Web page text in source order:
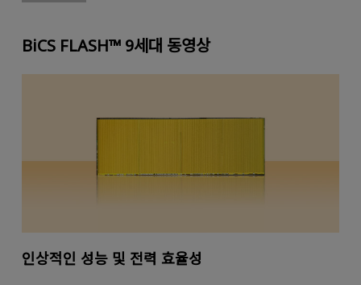
BiCS FLASH™ 9세대 동영상
인상적인 성능 및 전력 효율성